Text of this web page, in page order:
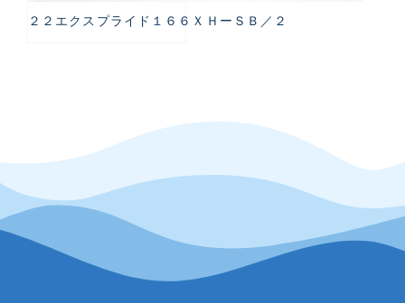
２２エクスプライド１６６ＸＨーＳＢ／２